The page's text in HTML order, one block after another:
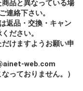
品と異なっている場
連絡下さい。
返品・交換・キャン
ださい。
けますようお願い申
web.com
っておりません。）